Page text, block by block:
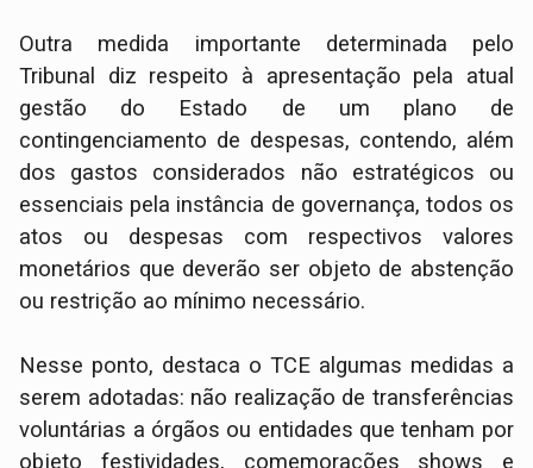
Outra medida importante determinada pelo
Tribunal diz respeito à apresentação pela atual
gestão do Estado de um plano de
contingenciamento de despesas, contendo, além
dos gastos considerados não estratégicos ou
essenciais pela instância de governança, todos os
atos ou despesas com respectivos valores
monetários que deverão ser objeto de abstenção
ou restrição ao mínimo necessário.
Nesse ponto, destaca o TCE algumas medidas a
serem adotadas: não realização de transferências
voluntárias a órgãos ou entidades que tenham por
objeto festividades, comemorações shows e